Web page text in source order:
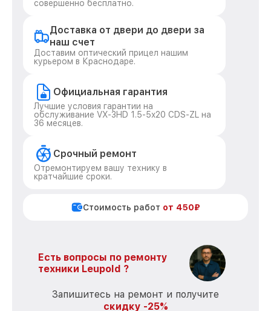
совершенно бесплатно.
Доставка от двери до двери за
наш счет
Доставим оптический прицел нашим
курьером в Краснодаре.
Официальная гарантия
Лучшие условия гарантии на
обслуживание VX-3HD 1.5-5x20 CDS-ZL на
36 месяцев.
Срочный ремонт
Отремонтируем вашу технику в
кратчайшие сроки.
Стоимость работ от 450₽
Есть вопросы по ремонту
техники Leupold ?
Запишитесь на ремонт и получите
скидку -25%